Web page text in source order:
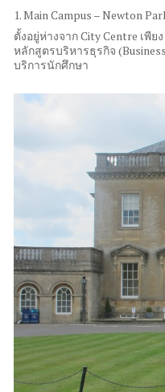
1. Main Campus – Newton
ตั้งอยู่ห่างจากCity Centre เพียง
หลักสูตรบริหารธุรกิจ
บริการนักศึกษา